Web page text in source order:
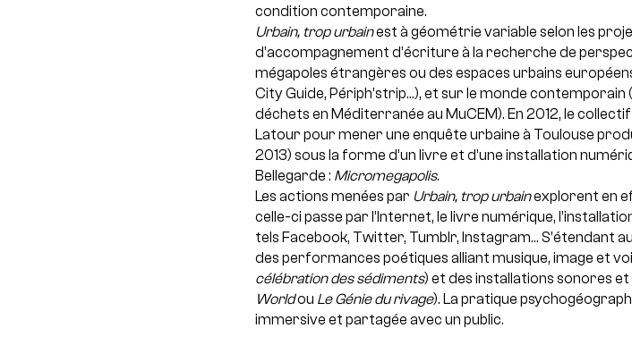
condition contemporaine.
Urbain, trop urbainest à géométrie variable selon les
d’accompagnement d’écriture à la recherche de
mégapoles étrangères ou des espaces urbains
City Guide, Périph’strip…), et sur le monde
déchets en Méditerranée au MuCEM). En 2012, le
Latour pour mener une enquête urbaine à Toulouse
2013) sous la forme d’un livre et d’une installation
Bellegarde : Micromegapolis.
Les actions menées par Urbain, trop urbainexplorent en
celle-ci passe par l’Internet, le livre numérique,
tels Facebook, Twitter, Tumblr, Instagram… S’étendant
des performances poétiques alliant musique, image et
célébration des sédiments) et des installations sonores et
Worldou Le Génie du rivage). La pratique
immersive et partagée avec un public.